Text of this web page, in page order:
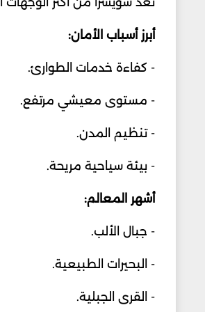
أبرز أسباب الأمان:
- كفاءة خدمات الطوارئ.
- مستوى معيشي مرتفع.
- تنظيم المدن.
- بيئة سياحية مريحة.
أشهر المعالم:
- جبال الألب.
- البحيرات الطبيعية.
- القرى الجبلية.